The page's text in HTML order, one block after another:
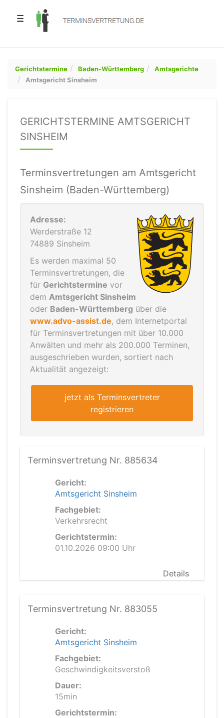
☰
Gerichtstermine Baden-Württemberg
Amtsgerichte
Amtsgericht Sinsheim
GERICHTSTERMINE AMTSGERICHT
SINSHEIM
Terminsvertretungen am Amtsgericht
Sinsheim (Baden-Württemberg)
Adresse:
Werderstraße 12
74889 Sinsheim
Es werden maximal 50
Terminsvertretungen, die
für Gerichtstermine vor
dem Amtsgericht Sinsheim
oder Baden-Württemberg über die
www.advo-assist.de, dem Internetportal
für Terminsvertretungen mit über 10.000
Anwälten und mehr als 200.000 Terminen,
ausgeschrieben wurden, sortiert nach
Aktualität angezeigt:
jetzt als Terminsvertreter
registrieren
Terminsvertretung Nr. 885634
Gericht:
Amtsgericht Sinsheim
Fachgebiet:
Verkehrsrecht
Gerichtstermin:
01.10.2026 09:00 Uhr
Details
Terminsvertretung Nr. 883055
Gericht:
Amtsgericht Sinsheim
Fachgebiet:
Geschwindigkeitsverstoß
Dauer:
15min
Gerichtstermin: